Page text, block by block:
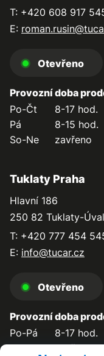
T: +420 608 917
E:
Otevřeno
Provozní doba
Po-Čt
8-17 hod.
Pá
8-15 hod.
So-Ne
zavřeno
Tuklaty Praha
Hlavní 186
250 82 Tuklaty-
T: +420 777 454
E: info@tucar.cz
Otevřeno
Provozní doba
Po-Pá
8-17 hod.
So-Ne
zavřeno